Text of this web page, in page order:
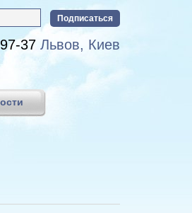
37 Львов, Киев